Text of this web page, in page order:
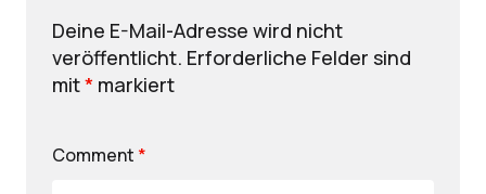
Deine E-Mail-Adresse wird nicht
veröffentlicht. Erforderliche Felder sind
mit* markiert
Comment *